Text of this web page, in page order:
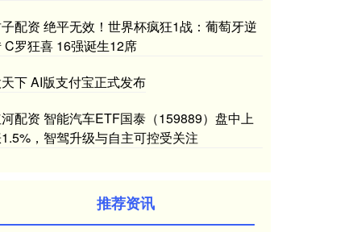
配资 绝平无效！世界杯疯狂1战：葡萄牙逆
C罗狂喜 16强诞生12席
下 AI版支付宝正式发布
配资 智能汽车ETF国泰（159889）盘中上
，智驾升级与自主可控受关注
推荐资讯